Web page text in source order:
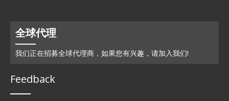
全球代理
我们正在招募全球代理商，如果您有兴趣，请加入我们!
Feedback